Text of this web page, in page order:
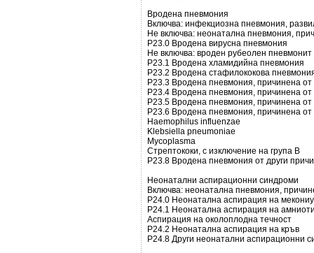
Вродена пневмония
Включва: инфекциозна пневмония,
Не включва: неонатална пневмония,
Р23.0 Вродена вирусна пневмония
Не включва: вроден рубеолен пневмонит
Р23.1 Вродена хламидийна пневмония
Р23.2 Вродена стафилококова
Р23.3 Вродена пневмония, причинена от
Р23.4 Вродена пневмония, причинена от
Р23.5 Вродена пневмония, причинена
Р23.6 Вродена пневмония, причинена от
Haemophilus influenzae
Klebsiella pneumoniae
Mycoplasma
Стрептококи, с изключение на група В
Р23.8 Вродена пневмония от други
Неонатални аспирационни синдроми
Включва: неонатална пневмония,
Р24.0 Неонатална аспирация на
Р24.1 Неонатална аспирация на
Аспирация на околоплодна течност
Р24.2 Неонатална аспирация на кръв
Р24.8 Други неонатални аспирационни